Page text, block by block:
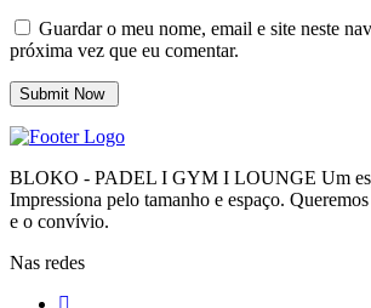
Guardar o meu nome, email e site neste
próxima vez que eu comentar.
BLOKO - PADEL I GYM I LOUNGE Um
Impressiona pelo tamanho e espaço.
e o convívio.
Nas redes